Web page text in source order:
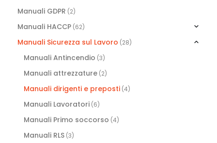
Manuali GDPR (2)
Manuali HACCP (62)
Manuali Sicurezza sul Lavoro (28)
Manuali Antincendio (3)
Manuali attrezzature (2)
Manuali dirigenti e preposti (4)
Manuali Lavoratori (6)
Manuali Primo soccorso (4)
Manuali RLS (3)